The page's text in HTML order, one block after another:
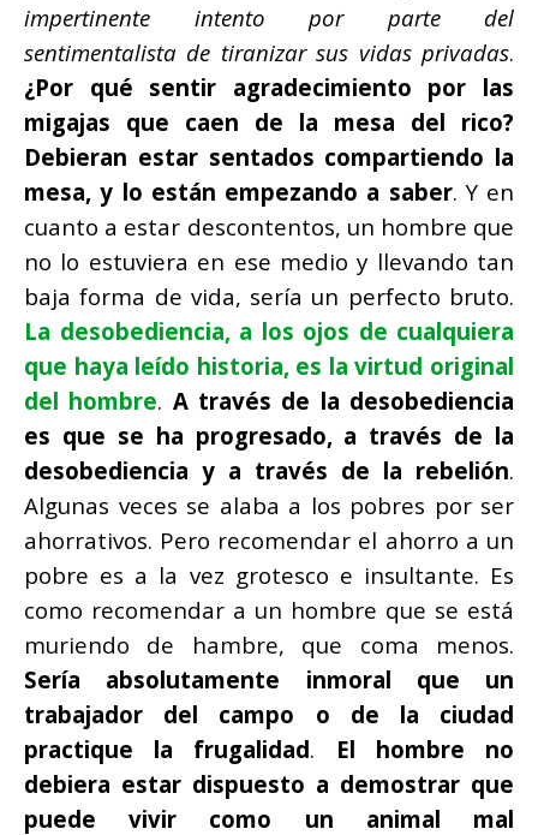
impertinente intento por parte del
sentimentalista de tiranizar sus vidas privadas.
¿Por qué sentir agradecimiento por las
migajas que caen de la mesa del rico?
Debieran estar sentados compartiendo la
mesa, y lo están empezando a saber. Y en
cuanto a estar descontentos, un hombre que
no lo estuviera en ese medio y llevando tan
baja forma de vida, sería un perfecto bruto.
La desobediencia, a los ojos de cualquiera
que haya leído historia, es la virtud original
del hombre. A través de la desobediencia
es que se ha progresado, a través de la
desobediencia y a través de la rebelión.
Algunas veces se alaba a los pobres por ser
ahorrativos. Pero recomendar el ahorro a un
pobre es a la vez grotesco e insultante. Es
como recomendar a un hombre que se está
muriendo de hambre, que coma menos.
Sería absolutamente inmoral que un
trabajador del campo o de la ciudad
practique la frugalidad. El hombre no
debiera estar dispuesto a demostrar que
puede vivir como un animal mal